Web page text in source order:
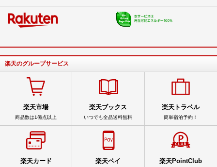
楽天のグループサービス
楽天市場
商品数は1億点以上
楽天ブックス
いつでも全品送料無料
楽天トラベル
簡単宿泊予約！
楽天カード 楽天ペイ 楽天PointClub